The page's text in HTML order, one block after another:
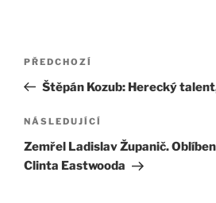
Navigace
pro
příspěvek
Předchozí
příspěvek
PŘEDCHOZÍ
Štěpán Kozub: Herecký
Následující
příspěvek
NÁSLEDUJÍCÍ
Zemřel Ladislav Županič.
Clinta Eastwooda